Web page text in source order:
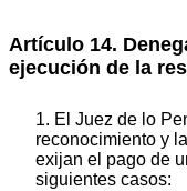
Artículo 14.
ejecución de la
1. El Juez de lo
reconocimiento y
exijan el pago de
siguientes casos: